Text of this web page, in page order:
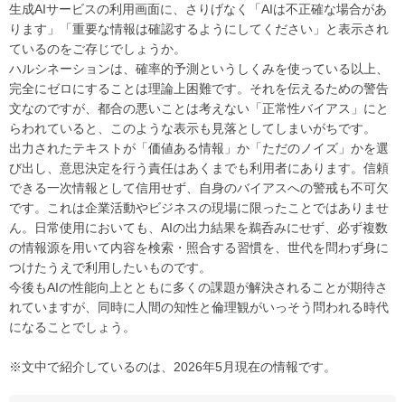
生成AIサービスの利用画面に、さりげなく「AIは不正確な場合があ
ります」「重要な情報は確認するようにしてください」と表示され
ているのをご存じでしょうか。
ハルシネーションは、確率的予測というしくみを使っている以上、
完全にゼロにすることは理論上困難です。それを伝えるための警告
文なのですが、都合の悪いことは考えない「正常性バイアス」にと
らわれていると、このような表示も見落としてしまいがちです。
出力されたテキストが「価値ある情報」か「ただのノイズ」かを選
び出し、意思決定を行う責任はあくまでも利用者にあります。信頼
できる一次情報として信用せず、自身のバイアスへの警戒も不可欠
です。これは企業活動やビジネスの現場に限ったことではありませ
ん。日常使用においても、AIの出力結果を鵜呑みにせず、必ず複数
の情報源を用いて内容を検索・照合する習慣を、世代を問わず身に
つけたうえで利用したいものです。
今後もAIの性能向上とともに多くの課題が解決されることが期待さ
れていますが、同時に人間の知性と倫理観がいっそう問われる時代
になることでしょう。
※文中で紹介しているのは、2026年5月現在の情報です。